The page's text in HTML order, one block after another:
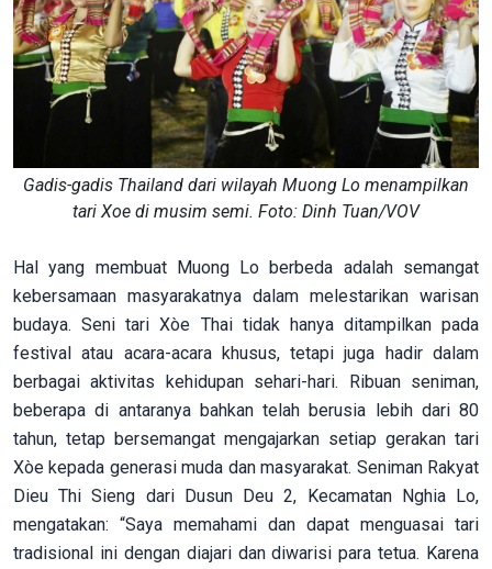
Gadis-gadis Thailand dari wilayah Muong Lo menampilkan
tari Xoe di musim semi. Foto: Dinh Tuan/VOV
Hal yang membuat Muong Lo berbeda adalah semangat
kebersamaan masyarakatnya dalam melestarikan warisan
budaya. Seni tari Xòe Thai tidak hanya ditampilkan pada
festival atau acara-acara khusus, tetapi juga hadir dalam
berbagai aktivitas kehidupan sehari-hari. Ribuan seniman,
beberapa di antaranya bahkan telah berusia lebih dari 80
tahun, tetap bersemangat mengajarkan setiap gerakan tari
Xòe kepada generasi muda dan masyarakat. Seniman Rakyat
Dieu Thi Sieng dari Dusun Deu 2, Kecamatan Nghia Lo,
mengatakan: “Saya memahami dan dapat menguasai tari
tradisional ini dengan diajari dan diwarisi para tetua. Karena